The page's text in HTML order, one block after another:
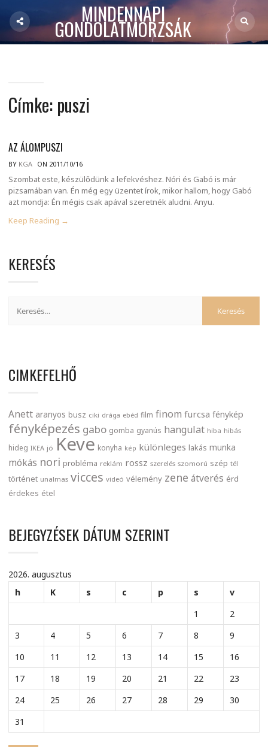
MINDENNAPI
GONDOLATMORZSÁK
Címke: puszi
AZ ÁLOMPUSZI
BY KGA ON 2011/10/16
Szombat este, készülődünk a lefekvéshez. Nóri és Gabó is már
pizsamában van. Én még egy üzentet írok, mikor hallom, hogy Gabó
azt mondja: Én mégis csak apával szeretnék aludni. Anyu.
Keep Reading →
KERESÉS
CIMKEFELHŐ
Anett aranyos busz ciki drága ebéd film finom furcsa fénykép
fényképezés gabo gomba gyanús hangulat hiba hibás
hideg IKEA jó Keve konyha kép különleges lakás munka
mókás nori probléma reklám rossz szerelés szomorú szép tél
történet unalmas vicces videó vélemény zene átverés érd
érdekes étel
BEJEGYZÉSEK DÁTUM SZERINT
2026. augusztus
h
K s c p s
v
1
2
3
4 5 6 7 8
9
10
11 12 13 14 15
16
17
18 19 20 21 22
23
24
25 26 27 28 29
30
31